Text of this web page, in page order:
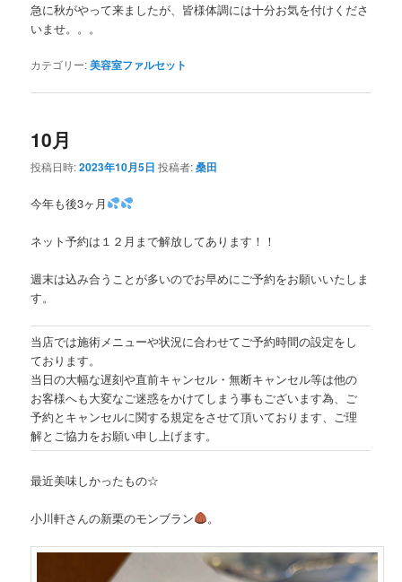
急に秋がやって来ましたが、皆様体調には十分お気を付けくださ
いませ。。。
カテゴリー:美容室ファルセット
10月
投稿日時:2023年10月5日 投稿者:桑田
今年も後3ヶ月
ネット予約は１２月まで解放してあります！！
週末は込み合うことが多いのでお早めにご予約をお願いいたしま
す。
当店では施術メニューや状況に合わせてご予約時間の設定をし
ております。
当日の大幅な遅刻や直前キャンセル・無断キャンセル等は他の
お客様へも大変なご迷惑をかけてしまう事もございます為、ご
予約とキャンセルに関する規定をさせて頂いております、ご理
解とご協力をお願い申し上げます。
最近美味しかったもの☆
小川軒さんの新栗のモンブラン 。